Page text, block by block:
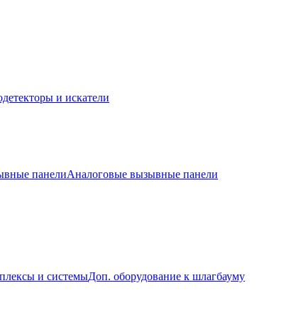
и искатели
панелиАналоговые вызывные панели
и системыДоп. оборудование к шлагбауму